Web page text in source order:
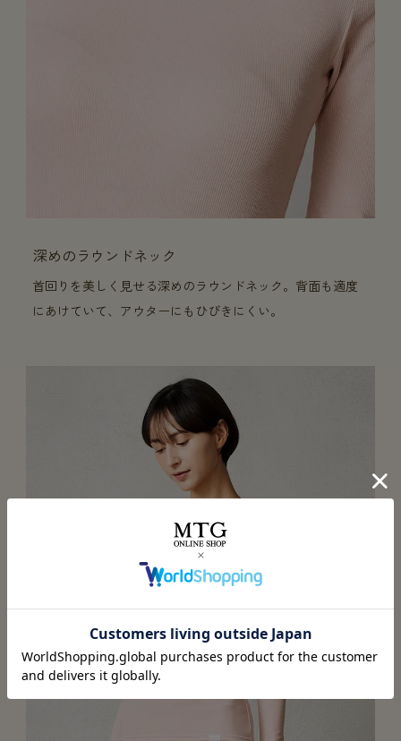
深めのラウンドネック
首回りを美しく見せる深めのラウンドネック。背面も適度
にあけていて、アウターにもひびきにくい。